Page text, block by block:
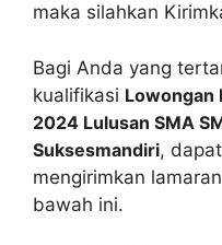
maka silahkan
Bagi Anda yang
kualifikasi Lowongan
2024 Lulusan SMA
Suksesmandiri,
mengirimkan
bawah ini.